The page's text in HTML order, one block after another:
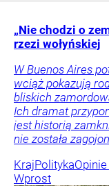
„Nie chodzi o
rzezi wołyńskiej
W Buenos Aires
wciąż pokazują
bliskich
Ich dramat
jest historią
nie została
KrajPolityka
Wprost